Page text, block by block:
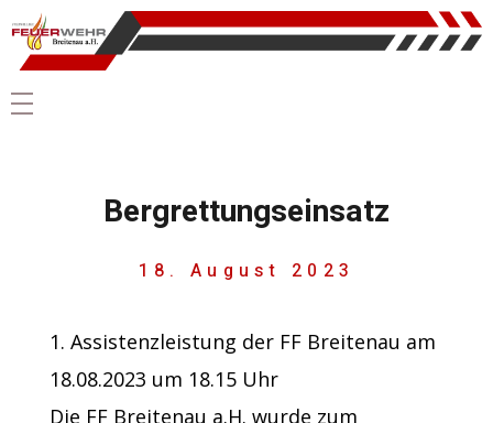
Bergrettungseinsatz
18. August 2023
Assistenzleistung der FF Breitenau am
18.08.2023 um 18.15 Uhr
Die FF Breitenau a.H. wurde zum